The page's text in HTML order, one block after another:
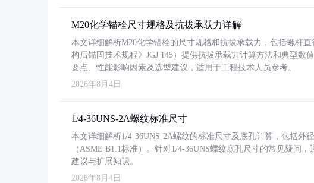
M20化学锚栓尺寸规格及抗拔承载力详解
本文详细解析M20化学锚栓的尺寸规格和抗拔承载力，包括螺杆
构后锚固技术规程》JGJ 145）提供抗拔承载力计算方法和典型数
要点、性能影响因素及选型建议，适用于工程技术人员参考。
2026年8月4日
1/4-36UNS-2A螺纹标准尺寸
本文详细解析1/4-36UNS-2A螺纹的标准尺寸及底孔计算，包括外
（ASME B1.1标准）。针对1/4-36UNS螺纹底孔尺寸的常见疑问
建议与扩展知识。
2026年8月4日